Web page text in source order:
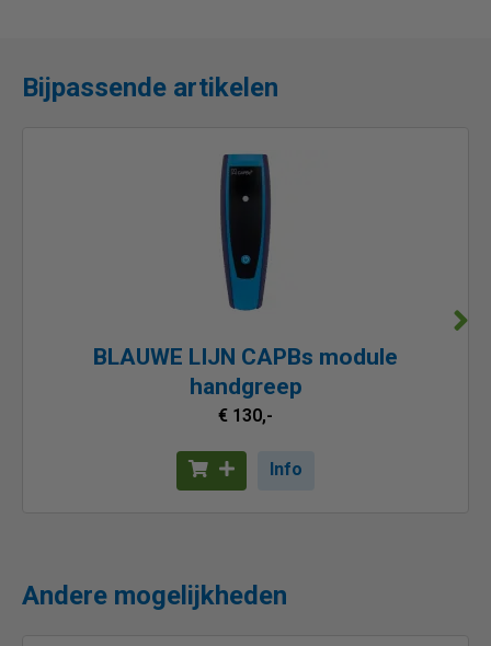
Bijpassende artikelen
BLAUWE LIJN CAPBs module
handgreep
€ 130,-
Info
Andere mogelijkheden